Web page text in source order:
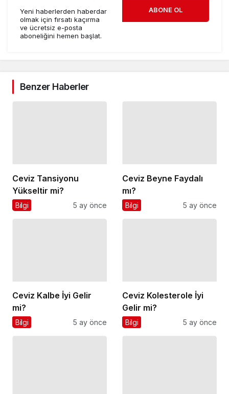
Yeni haberlerden haberdar
olmak için fırsatı kaçırma
ve ücretsiz e-posta
aboneliğini hemen başlat.
ABONE OL
Benzer Haberler
Ceviz Tansiyonu
Yükseltir mi?
Bilgi 5 ay önce
Ceviz Beyne Faydalı
mı?
Bilgi 5 ay önce
Ceviz Kalbe İyi Gelir
mi?
Bilgi 5 ay önce
Ceviz Kolesterole İyi
Gelir mi?
Bilgi 5 ay önce